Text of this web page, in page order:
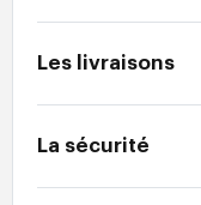
Les livraisons
La sécurité